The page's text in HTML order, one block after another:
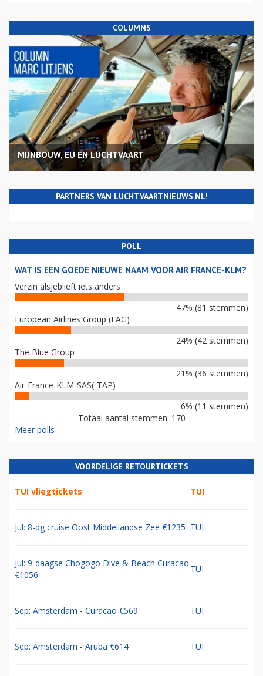
COLUMNS
MIJNBOUW, EU EN LUCHTVAART
PARTNERS VAN LUCHTVAARTNIEUWS.NL!
POLL
WAT IS EEN GOEDE NIEUWE NAAM VOOR AIR FRANCE-KLM?
Verzin alsjeblieft iets anders
47% (81 stemmen)
European Airlines Group (EAG)
24% (42 stemmen)
The Blue Group
21% (36 stemmen)
Air-France-KLM-SAS(-TAP)
6% (11 stemmen)
Totaal aantal stemmen: 170
Meer polls
VOORDELIGE RETOURTICKETS
TUI vliegtickets TUI
Jul: 8-dg cruise Oost Middellandse Zee €1235 TUI
Jul: 9-daagse Chogogo Dive & Beach Curacao
€1056
TUI
Sep: Amsterdam - Curacao €569 TUI
Sep: Amsterdam - Aruba €614 TUI